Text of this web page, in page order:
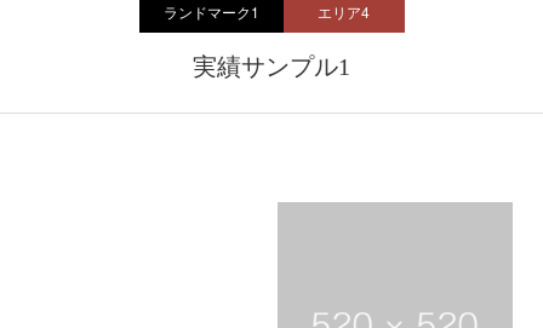
ランドマーク1 エリア4
実績サンプル1